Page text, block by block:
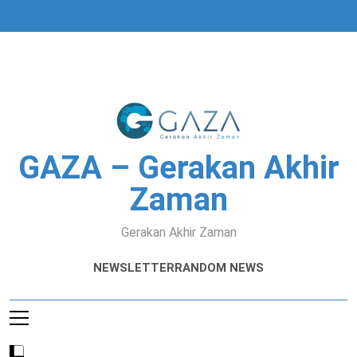
GAZA – Gerakan Akhir
Zaman
Gerakan Akhir Zaman
NEWSLETTERRANDOM NEWS